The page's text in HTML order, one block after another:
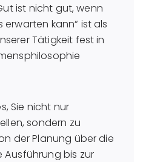
ist nicht gut, wenn
erwarten kann“ ist als
Tätigkeit fest in
Sie nicht nur
sondern zu
der Planung über die
bis zur